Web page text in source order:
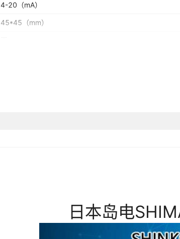
4-20 （mA）
45*45 （mm）